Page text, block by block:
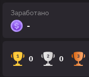
Заработано
-
0 0